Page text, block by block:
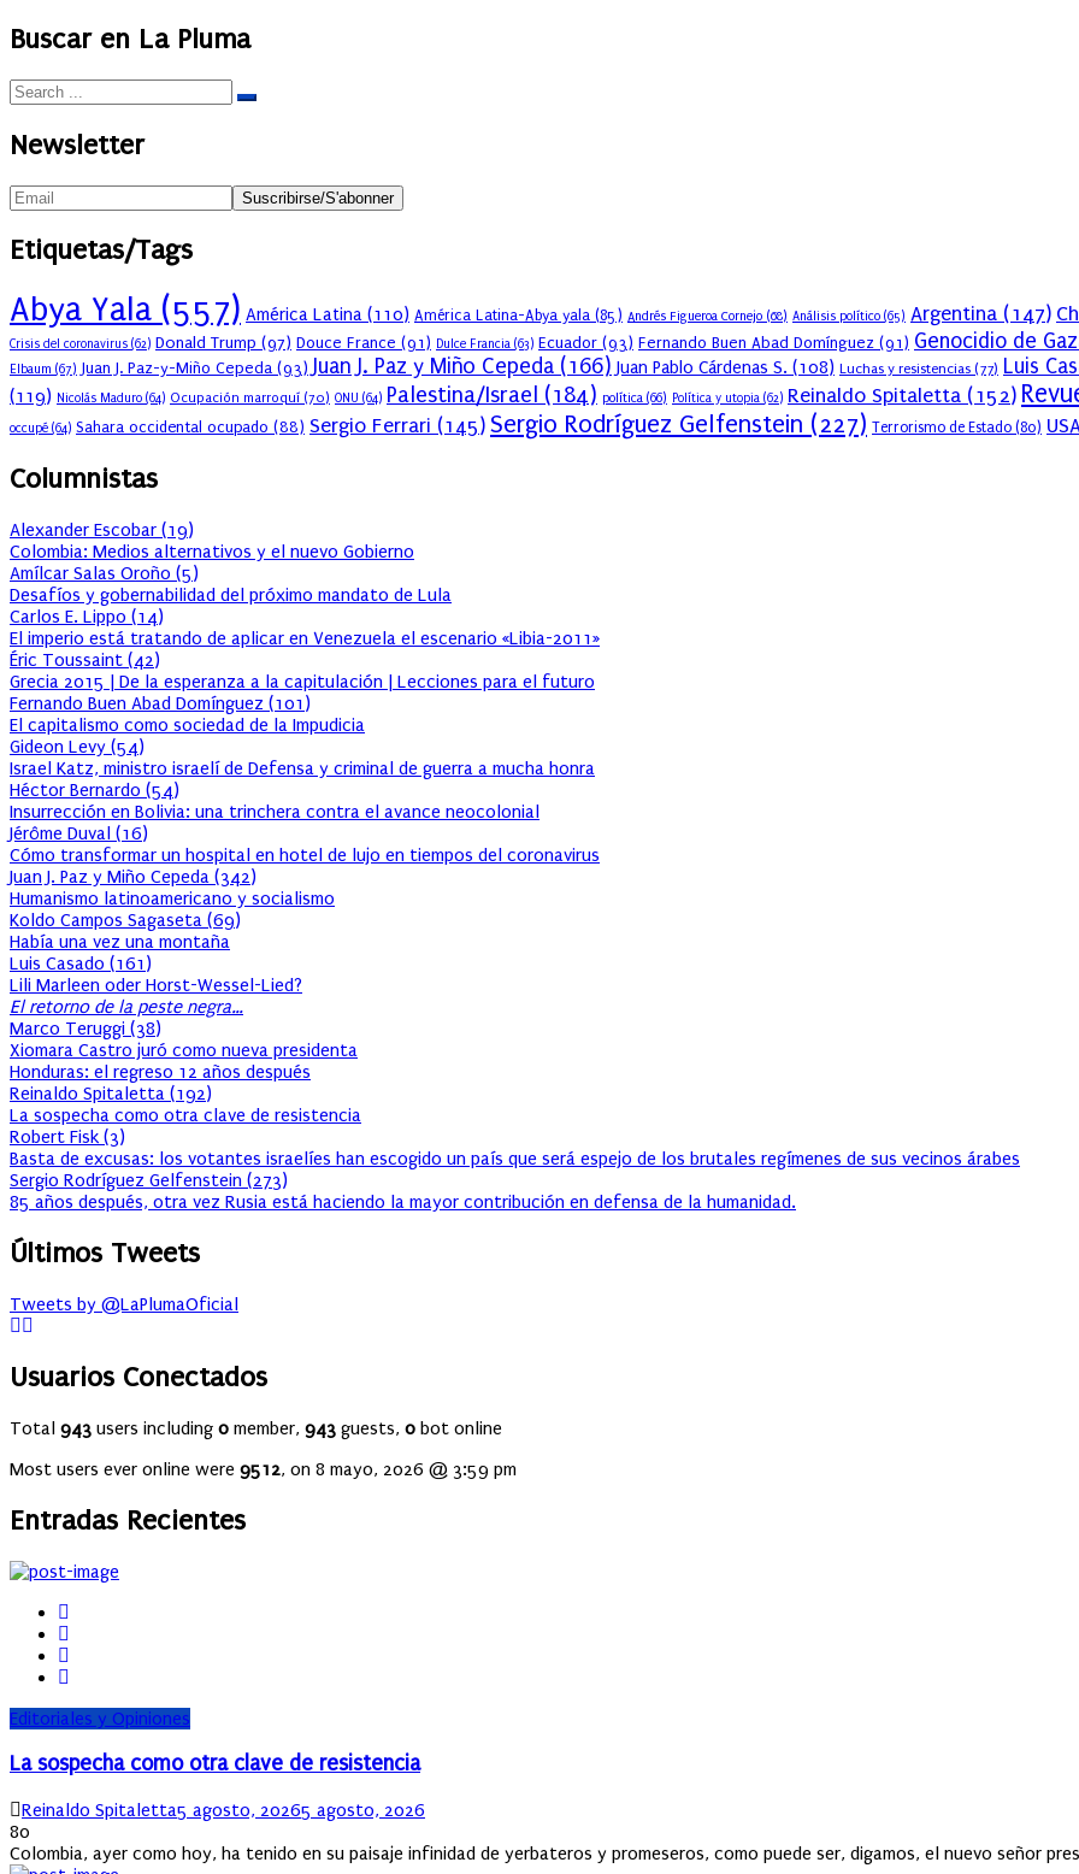
Buscar en La Pluma
Newsletter
Etiquetas/Tags
Abya Yala (557) América Latina (110) América Latina-Abya yala (85) Andrés Figueroa Cornejo (68) Análisis político (65) Argentina (147)
Crisis del coronavirus (62) Donald Trump (97) Douce France (91) Dulce Francia (63) Ecuador (93) Fernando Buen Abad Domínguez (91) Genocidio de
Elbaum (67) Juan J. Paz-y-Miño Cepeda (93) Juan J. Paz y Miño Cepeda (166) Juan Pablo Cárdenas S. (108) Luchas y resistencias (77) Luis
(119) Nicolás Maduro (64) Ocupación marroquí (70) ONU (64) Palestina/Israel (184) política (66) Política y utopia (62) Reinaldo Spitaletta (152)
occupé (64) Sahara occidental ocupado (88) Sergio Ferrari (145) Sergio Rodríguez Gelfenstein (227) Terrorismo de Estado (80)
Columnistas
Alexander Escobar (19)
Colombia: Medios alternativos y el nuevo Gobierno
Amílcar Salas Oroño (5)
Desafíos y gobernabilidad del próximo mandato de Lula
Carlos E. Lippo (14)
El imperio está tratando de aplicar en Venezuela el escenario «Libia-2011»
Éric Toussaint (42)
Grecia 2015 | De la esperanza a la capitulación | Lecciones para el futuro
Fernando Buen Abad Domínguez (101)
El capitalismo como sociedad de la Impudicia
Gideon Levy (54)
Israel Katz, ministro israelí de Defensa y criminal de guerra a mucha honra
Héctor Bernardo (54)
Insurrección en Bolivia: una trinchera contra el avance neocolonial
Jérôme Duval (16)
Cómo transformar un hospital en hotel de lujo en tiempos del coronavirus
Juan J. Paz y Miño Cepeda (342)
Humanismo latinoamericano y socialismo
Koldo Campos Sagaseta (69)
Había una vez una montaña
Luis Casado (161)
Lili Marleen oder Horst-Wessel-Lied?
El retorno de la peste negra…
Marco Teruggi (38)
Xiomara Castro juró como nueva presidenta
Honduras: el regreso 12 años después
Reinaldo Spitaletta (192)
La sospecha como otra clave de resistencia
Robert Fisk (3)
Basta de excusas: los votantes israelíes han escogido un país que será espejo de los brutales regímenes de sus vecinos árabes
Sergio Rodríguez Gelfenstein (273)
85 años después, otra vez Rusia está haciendo la mayor contribución en defensa de la humanidad.
Últimos Tweets
Tweets by @LaPlumaOficial
Usuarios Conectados
Total 943 users including 0 member, 943 guests, 0 bot online
Most users ever online were 9512, on 8 mayo, 2026 @ 3:59 pm
Entradas Recientes
Editoriales y Opiniones
La sospecha como otra clave de resistencia
Author
Reinaldo SpitalettaPosted
5 agosto, 20265 agosto, 2026
80
Colombia, ayer como hoy, ha tenido en su paisaje infinidad de yerbateros y promeseros, como puede ser, digamos, el nuevo señor